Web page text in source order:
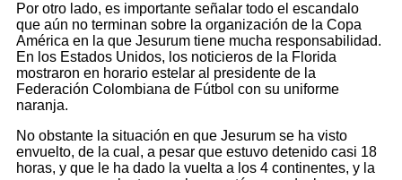
Por otro lado, es importante señalar todo el escandalo
que aún no terminan sobre la organización de la Copa
América en la que Jesurum tiene mucha responsabilidad.
En los Estados Unidos, los noticieros de la Florida
mostraron en horario estelar al presidente de la
Federación Colombiana de Fútbol con su uniforme
naranja.
No obstante la situación en que Jesurum se ha visto
envuelto, de la cual, a pesar que estuvo detenido casi 18
horas, y que le ha dado la vuelta a los 4 continentes, y la